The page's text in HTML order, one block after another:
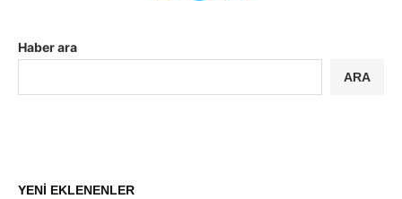
Haber ara
ARA
YENİ EKLENENLER